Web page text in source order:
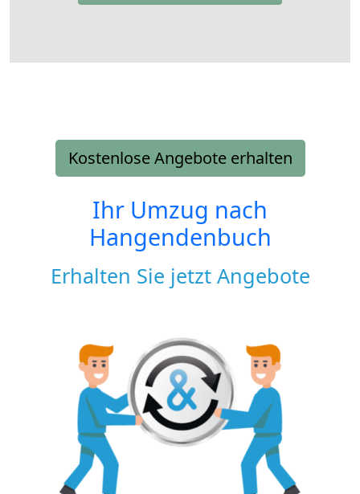
Kostenlose Angebote erhalten
Ihr Umzug nach
Hangendenbuch
Erhalten Sie jetzt Angebote